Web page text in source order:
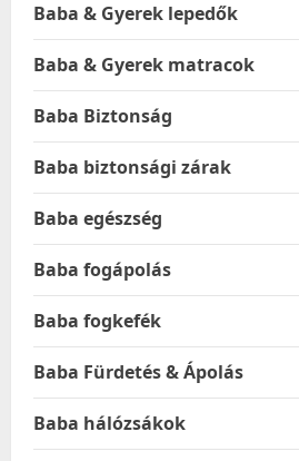
Baba & Gyerek lepedők
Baba & Gyerek matracok
Baba Biztonság
Baba biztonsági zárak
Baba egészség
Baba fogápolás
Baba fogkefék
Baba Fürdetés & Ápolás
Baba hálózsákok